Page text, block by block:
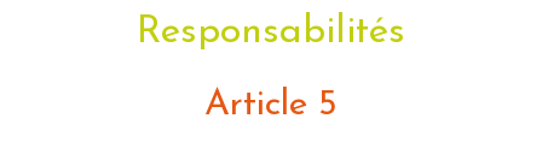
Responsabilités
Article 5